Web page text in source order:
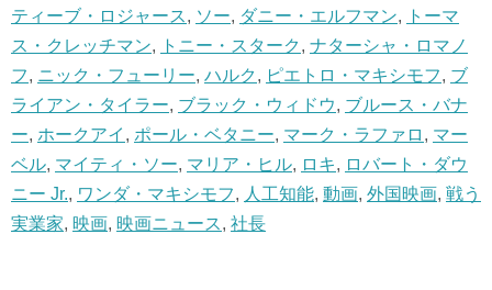
ティーブ・ロジャース, ソー, ダニー・エルフマン,
トーマ
ス・クレッチマン, トニー・スターク , ナターシャ・ロマノ
フ, ニック・フューリー, ハルク , ピエトロ・マキシモフ, ブ
ライアン・タイラー, ブラック・ウィドウ, ブルース・バナ
ー, ホークアイ , ポール・ベタニー, マーク・ラファロ , マー
ベル, マイティ・ソー, マリア・ヒル, ロキ, ロバート・ダウ
ニー Jr., ワンダ・マキシモフ, 人工知能, 動画, 外国映画, 戦う
実業家, 映画, 映画ニュース, 社長